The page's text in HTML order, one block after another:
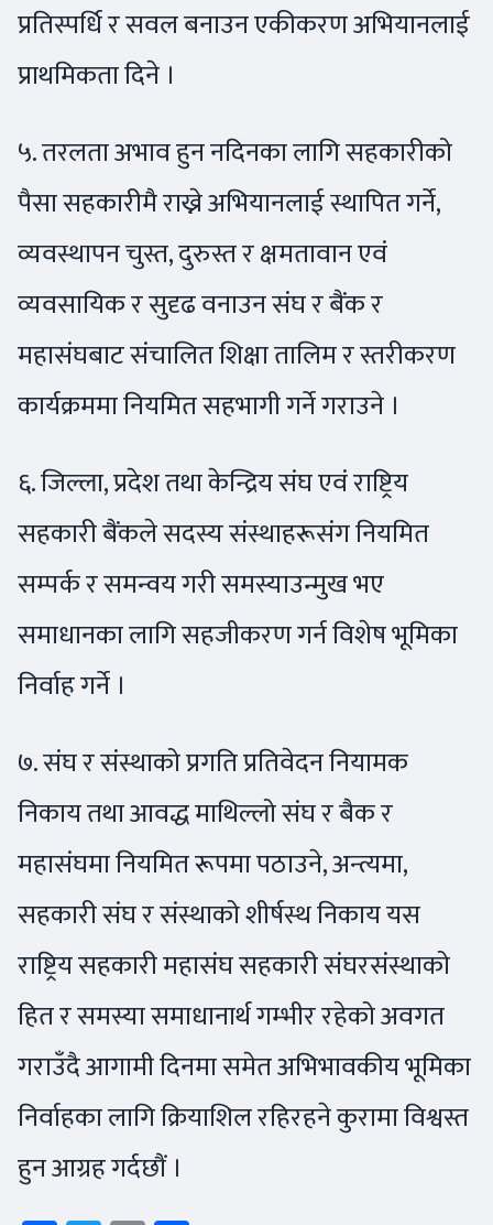
प्रतिस्पर्धि र सवल बनाउन एकीकरण अभियानलाई
प्राथमिकता दिने ।
५. तरलता अभाव हुन नदिनका लागि सहकारीको
पैसा सहकारीमै राख्ने अभियानलाई स्थापित गर्ने,
व्यवस्थापन चुस्त, दुरुस्त र क्षमतावान एवं
व्यवसायिक र सुदृढ वनाउन संघ र बैंक र
महासंघबाट संचालित शिक्षा तालिम र स्तरीकरण
कार्यक्रममा नियमित सहभागी गर्ने गराउने ।
६. जिल्ला, प्रदेश तथा केन्द्रिय संघ एवं राष्ट्रिय
सहकारी बैंकले सदस्य संस्थाहरूसंग नियमित
सम्पर्क र समन्वय गरी समस्याउन्मुख भए
समाधानका लागि सहजीकरण गर्न विशेष भूमिका
निर्वाह गर्ने ।
७. संघ र संस्थाको प्रगति प्रतिवेदन नियामक
निकाय तथा आवद्ध माथिल्लो संघ र बैक र
महासंघमा नियमित रूपमा पठाउने, अन्त्यमा,
सहकारी संघ र संस्थाको शीर्षस्थ निकाय यस
राष्ट्रिय सहकारी महासंघ सहकारी संघरसंस्थाको
हित र समस्या समाधानार्थ गम्भीर रहेको अवगत
गराउँदै आगामी दिनमा समेत अभिभावकीय भूमिका
निर्वाहका लागि क्रियाशिल रहिरहने कुरामा विश्वस्त
हुन आग्रह गर्दछौं ।